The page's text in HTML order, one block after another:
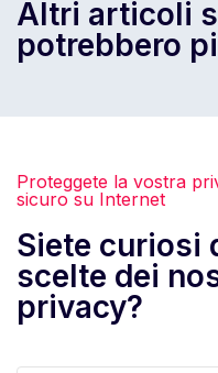
Altri articoli
potrebbero
Proteggete la vostra
sicuro su Internet
Siete curiosi
scelte dei
privacy?